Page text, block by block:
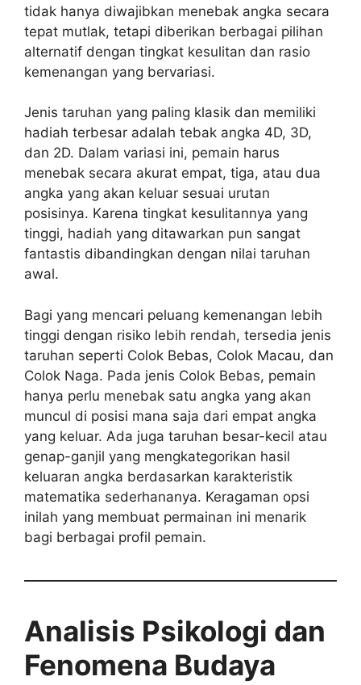
tidak hanya diwajibkan menebak angka secara
tepat mutlak, tetapi diberikan berbagai pilihan
alternatif dengan tingkat kesulitan dan rasio
kemenangan yang bervariasi.
Jenis taruhan yang paling klasik dan memiliki
hadiah terbesar adalah tebak angka 4D, 3D,
dan 2D. Dalam variasi ini, pemain harus
menebak secara akurat empat, tiga, atau dua
angka yang akan keluar sesuai urutan
posisinya. Karena tingkat kesulitannya yang
tinggi, hadiah yang ditawarkan pun sangat
fantastis dibandingkan dengan nilai taruhan
awal.
Bagi yang mencari peluang kemenangan lebih
tinggi dengan risiko lebih rendah, tersedia jenis
taruhan seperti Colok Bebas, Colok Macau, dan
Colok Naga. Pada jenis Colok Bebas, pemain
hanya perlu menebak satu angka yang akan
muncul di posisi mana saja dari empat angka
yang keluar. Ada juga taruhan besar-kecil atau
genap-ganjil yang mengkategorikan hasil
keluaran angka berdasarkan karakteristik
matematika sederhananya. Keragaman opsi
inilah yang membuat permainan ini menarik
bagi berbagai profil pemain.
Analisis Psikologi dan
Fenomena Budaya